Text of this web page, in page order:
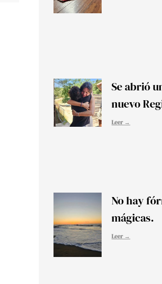
Se abrió
nuevo
Leer →
No hay
mágicas.
Leer →